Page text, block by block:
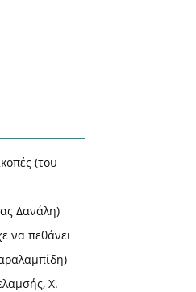
(του
Δανάλη)
να πεθάνει
Χ.